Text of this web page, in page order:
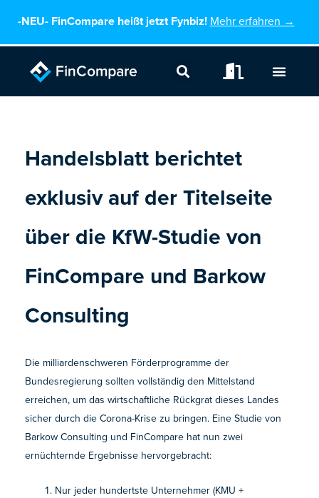
-NEU-FinCompare heißt jetzt Fynbiz! Mehr erfahren →
Handelsblatt berichtet
exklusiv auf der Titelseite
über die KfW-Studie von
FinCompare und Barkow
Consulting
Die milliardenschweren Förderprogramme der
Bundesregierung sollten vollständig den Mittelstand
erreichen, um das wirtschaftliche Rückgrat dieses Landes
sicher durch die Corona-Krise zu bringen. Eine Studie von
Barkow Consulting und FinCompare hat nun zwei
ernüchternde Ergebnisse hervorgebracht:
Nur jeder hundertste Unternehmer (KMU +